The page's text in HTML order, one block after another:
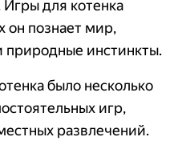
Игры для котенка
он познает мир,
природные инстинкты.
было несколько
игр,
развлечений.